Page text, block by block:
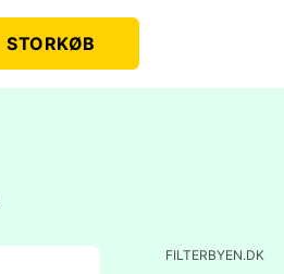
STORKØB
FILTERBYEN.DK